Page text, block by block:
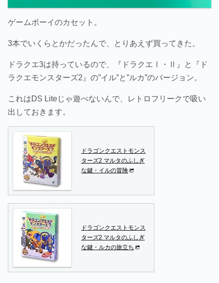
ゲームボーイのカセット。
3本でいくらとかだったんで、とりあえず買ってきた。
ドラクエ3は持っているので、『ドラクエⅠ・Ⅱ』と『ド
ラクエモンスターズ2』の”イル”と”ルカ”のバージョン。
これはDS Liteじゃ遊べないんで、レトロフリークで吸い
出しておきます。
ドラゴンクエストモンス
ターズ2 マルタのふしぎ
な鍵・イルの冒険
ドラゴンクエストモンス
ターズ2 マルタのふしぎ
な鍵・ルカの旅立ち